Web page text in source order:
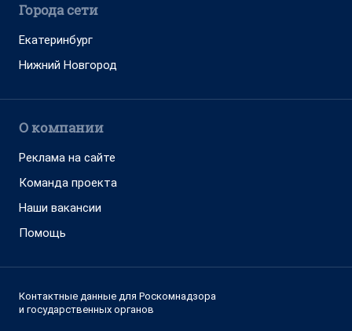
Города сети
Екатеринбург
Нижний Новгород
О компании
Реклама на сайте
Команда проекта
Наши вакансии
Помощь
Контактные данные для Роскомнадзора
и государственных органов